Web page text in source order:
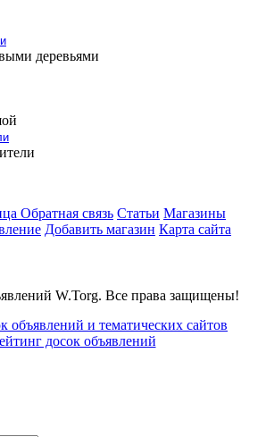
Обратная связь Статьи Магазины
Добавить магазин Карта сайта
W.Torg. Все права защищены!